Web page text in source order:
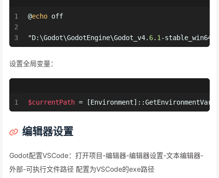
1
2
3
@echo off
"D:\Godot\GodotEngine\Godot_v4. 6. 1 -
设置全局变量：
1 $currentPath = [Environment
编辑器设置
Godot配置VSCode：打开项目-编辑器-编辑器设置-文本编辑器-
外部-可执行文件路径 配置为VSCode的exe路径